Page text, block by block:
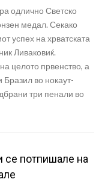
одлично Светско
медал. Секако
успех на хрватската
Ливаковиќ.
целото првенство, а
Бразил во нокаут-
три пенали во
се потпишале на